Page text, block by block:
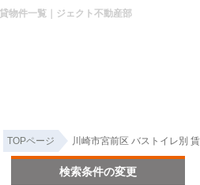
物件一覧｜ジェクト不動産部
TOPページ 川崎市宮前区 バストイレ別
検索条件の変更